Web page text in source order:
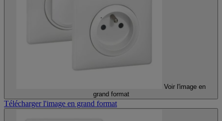
Voir l'image en
grand format
Télécharger l'image en grand format